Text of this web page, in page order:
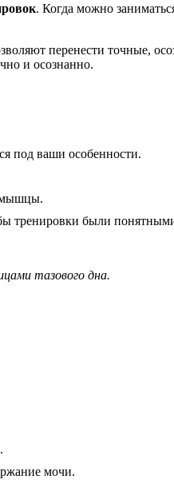
. Когда можно
перенести точные,
и осознанно.
под ваши особенности.
мышцы.
тренировки были
тазового дна.
мочи.